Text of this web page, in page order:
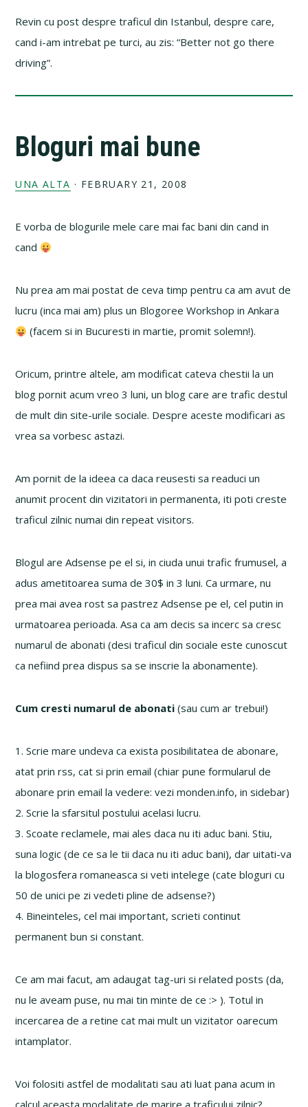
Revin cu post despre traficul din Istanbul, despre care,
cand i-am intrebat pe turci, au zis: “Better not go there
driving”.
Bloguri mai bune
UNA ALTA · FEBRUARY 21, 2008
E vorba de blogurile mele care mai fac bani din cand in
cand
Nu prea am mai postat de ceva timp pentru ca am avut de
lucru (inca mai am) plus un Blogoree Workshop in Ankara
(facem si in Bucuresti in martie, promit solemn!).
Oricum, printre altele, am modificat cateva chestii la un
blog pornit acum vreo 3 luni, un blog care are trafic destul
de mult din site-urile sociale. Despre aceste modificari as
vrea sa vorbesc astazi.
Am pornit de la ideea ca daca reusesti sa readuci un
anumit procent din vizitatori in permanenta, iti poti creste
traficul zilnic numai din repeat visitors.
Blogul are Adsense pe el si, in ciuda unui trafic frumusel, a
adus ametitoarea suma de 30$ in 3 luni. Ca urmare, nu
prea mai avea rost sa pastrez Adsense pe el, cel putin in
urmatoarea perioada. Asa ca am decis sa incerc sa cresc
numarul de abonati (desi traficul din sociale este cunoscut
ca nefiind prea dispus sa se inscrie la abonamente).
Cum cresti numarul de abonati (sau cum ar trebui!)
1. Scrie mare undeva ca exista posibilitatea de abonare,
atat prin rss, cat si prin email (chiar pune formularul de
abonare prin email la vedere: vezi monden.info, in sidebar)
2. Scrie la sfarsitul postului acelasi lucru.
3. Scoate reclamele, mai ales daca nu iti aduc bani. Stiu,
suna logic (de ce sa le tii daca nu iti aduc bani), dar uitati-va
la blogosfera romaneasca si veti intelege (cate bloguri cu
50 de unici pe zi vedeti pline de adsense?)
4. Bineinteles, cel mai important, scrieti continut
permanent bun si constant.
Ce am mai facut, am adaugat tag-uri si related posts (da,
nu le aveam puse, nu mai tin minte de ce :> ). Totul in
incercarea de a retine cat mai mult un vizitator oarecum
intamplator.
Voi folositi astfel de modalitati sau ati luat pana acum in
calcul aceasta modalitate de marire a traficului zilnic?